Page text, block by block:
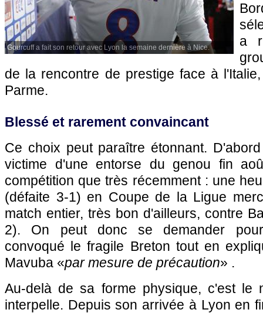
Gourcuff a fait son retour avec Lyon la semaine dernière à Nice.
a
de la rencontre de prestige face à
Parme.
Blessé et rarement convaincant
Ce choix peut paraître étonnant.
victime d'une entorse du genou fin
compétition que très récemment : une
(défaite 3-1) en Coupe de la Ligue
match entier, très bon d'ailleurs, contre
2). On peut donc se demander
convoqué le fragile Breton tout en
Mavuba «par mesure de précaution» .
Au-delà de sa forme physique, c'est le
interpelle. Depuis son arrivée à Lyon en